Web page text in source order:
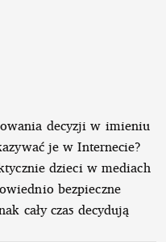
decyzji w imieniu
je w Internecie?
dzieci w mediach
bezpieczne
cały czas decydują